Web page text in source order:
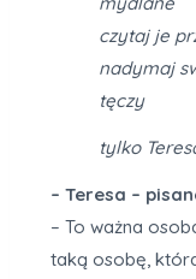
czytaj je
nadymaj
tęczy
tylko
– Teresa –
– To ważna
taką osobę,